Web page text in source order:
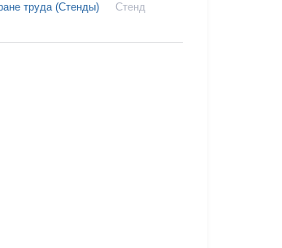
труда (Стенды)
Стенд